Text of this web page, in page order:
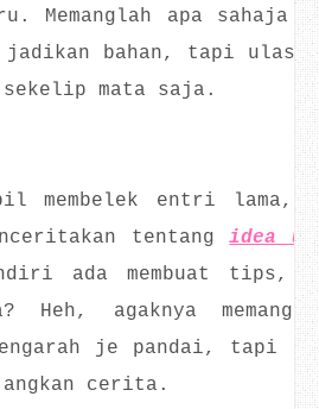
Memanglah apa sahaja
bahan, tapi ulasan
mata saja.
membelek entri lama,
tentangidea
ada membuat tips,
Heh, agaknya
je pandai, tapi
cerita.